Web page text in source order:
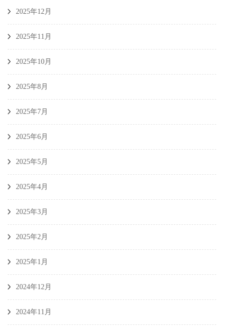
2025年12月
2025年11月
2025年10月
2025年8月
2025年7月
2025年6月
2025年5月
2025年4月
2025年3月
2025年2月
2025年1月
2024年12月
2024年11月